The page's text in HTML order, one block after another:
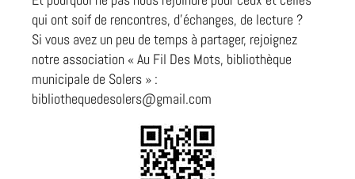
qui ont soif de rencontres, d’échanges, de lecture ?
Si vous avez un peu de temps à partager, rejoignez
notre association « Au Fil Des Mots, bibliothèque
municipale de Solers » :
bibliothequedesolers@gmail.com